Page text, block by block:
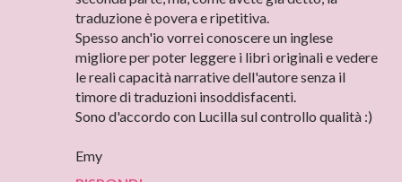
traduzione è povera e ripetitiva.
Spesso anch'io vorrei conoscere un inglese
migliore per poter leggere i libri originali e vedere
le reali capacità narrative dell'autore senza il
timore di traduzioni insoddisfacenti.
Sono d'accordo con Lucilla sul controllo qualità :)
Emy